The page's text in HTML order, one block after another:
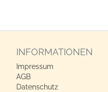
INFORMATIONEN
Impressum
AGB
Datenschutz